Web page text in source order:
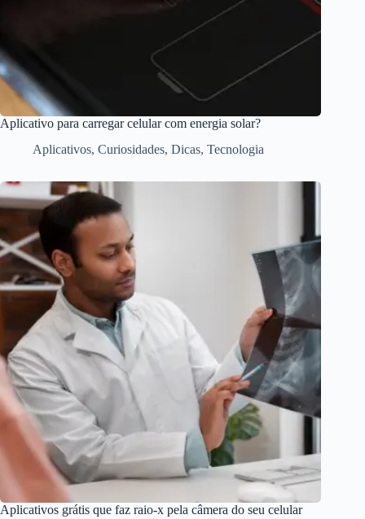
Aplicativo para carregar celular com energia solar?
Aplicativos, Curiosidades, Dicas, Tecnologia
Aplicativos grátis que faz raio-x pela câmera do seu celular